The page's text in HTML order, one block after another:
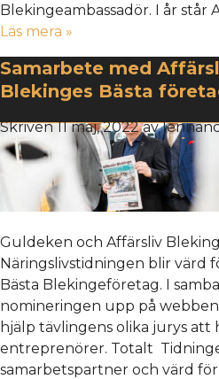
Blekingeambassadör. I år står
Läs mera »
Samarbete med
Blekinges Bästa
Skriven11 maj, 2022 av
Guldeken och Affärsliv
Näringslivstidningen blir värd
Bästa Blekingeföretag. I
nomineringen upp på
hjälp tävlingens olika jurys
entreprenörer. Totalt
samarbetspartner och värd för